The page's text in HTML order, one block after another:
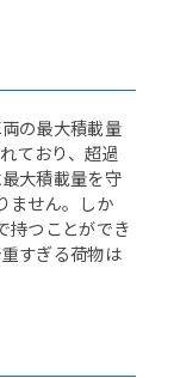
の最大積載量
ており、超過
大積載量を守
ません。しか
持つことができ
すぎる荷物は